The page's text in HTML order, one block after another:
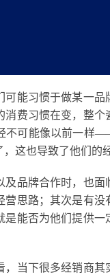
可能习惯于做某一
费习惯在变，整
不可能像以前一样
这也导致了他们的
品牌合作时，也面
营思路；其次是有
是能否为他们提供
，当下很多经销商